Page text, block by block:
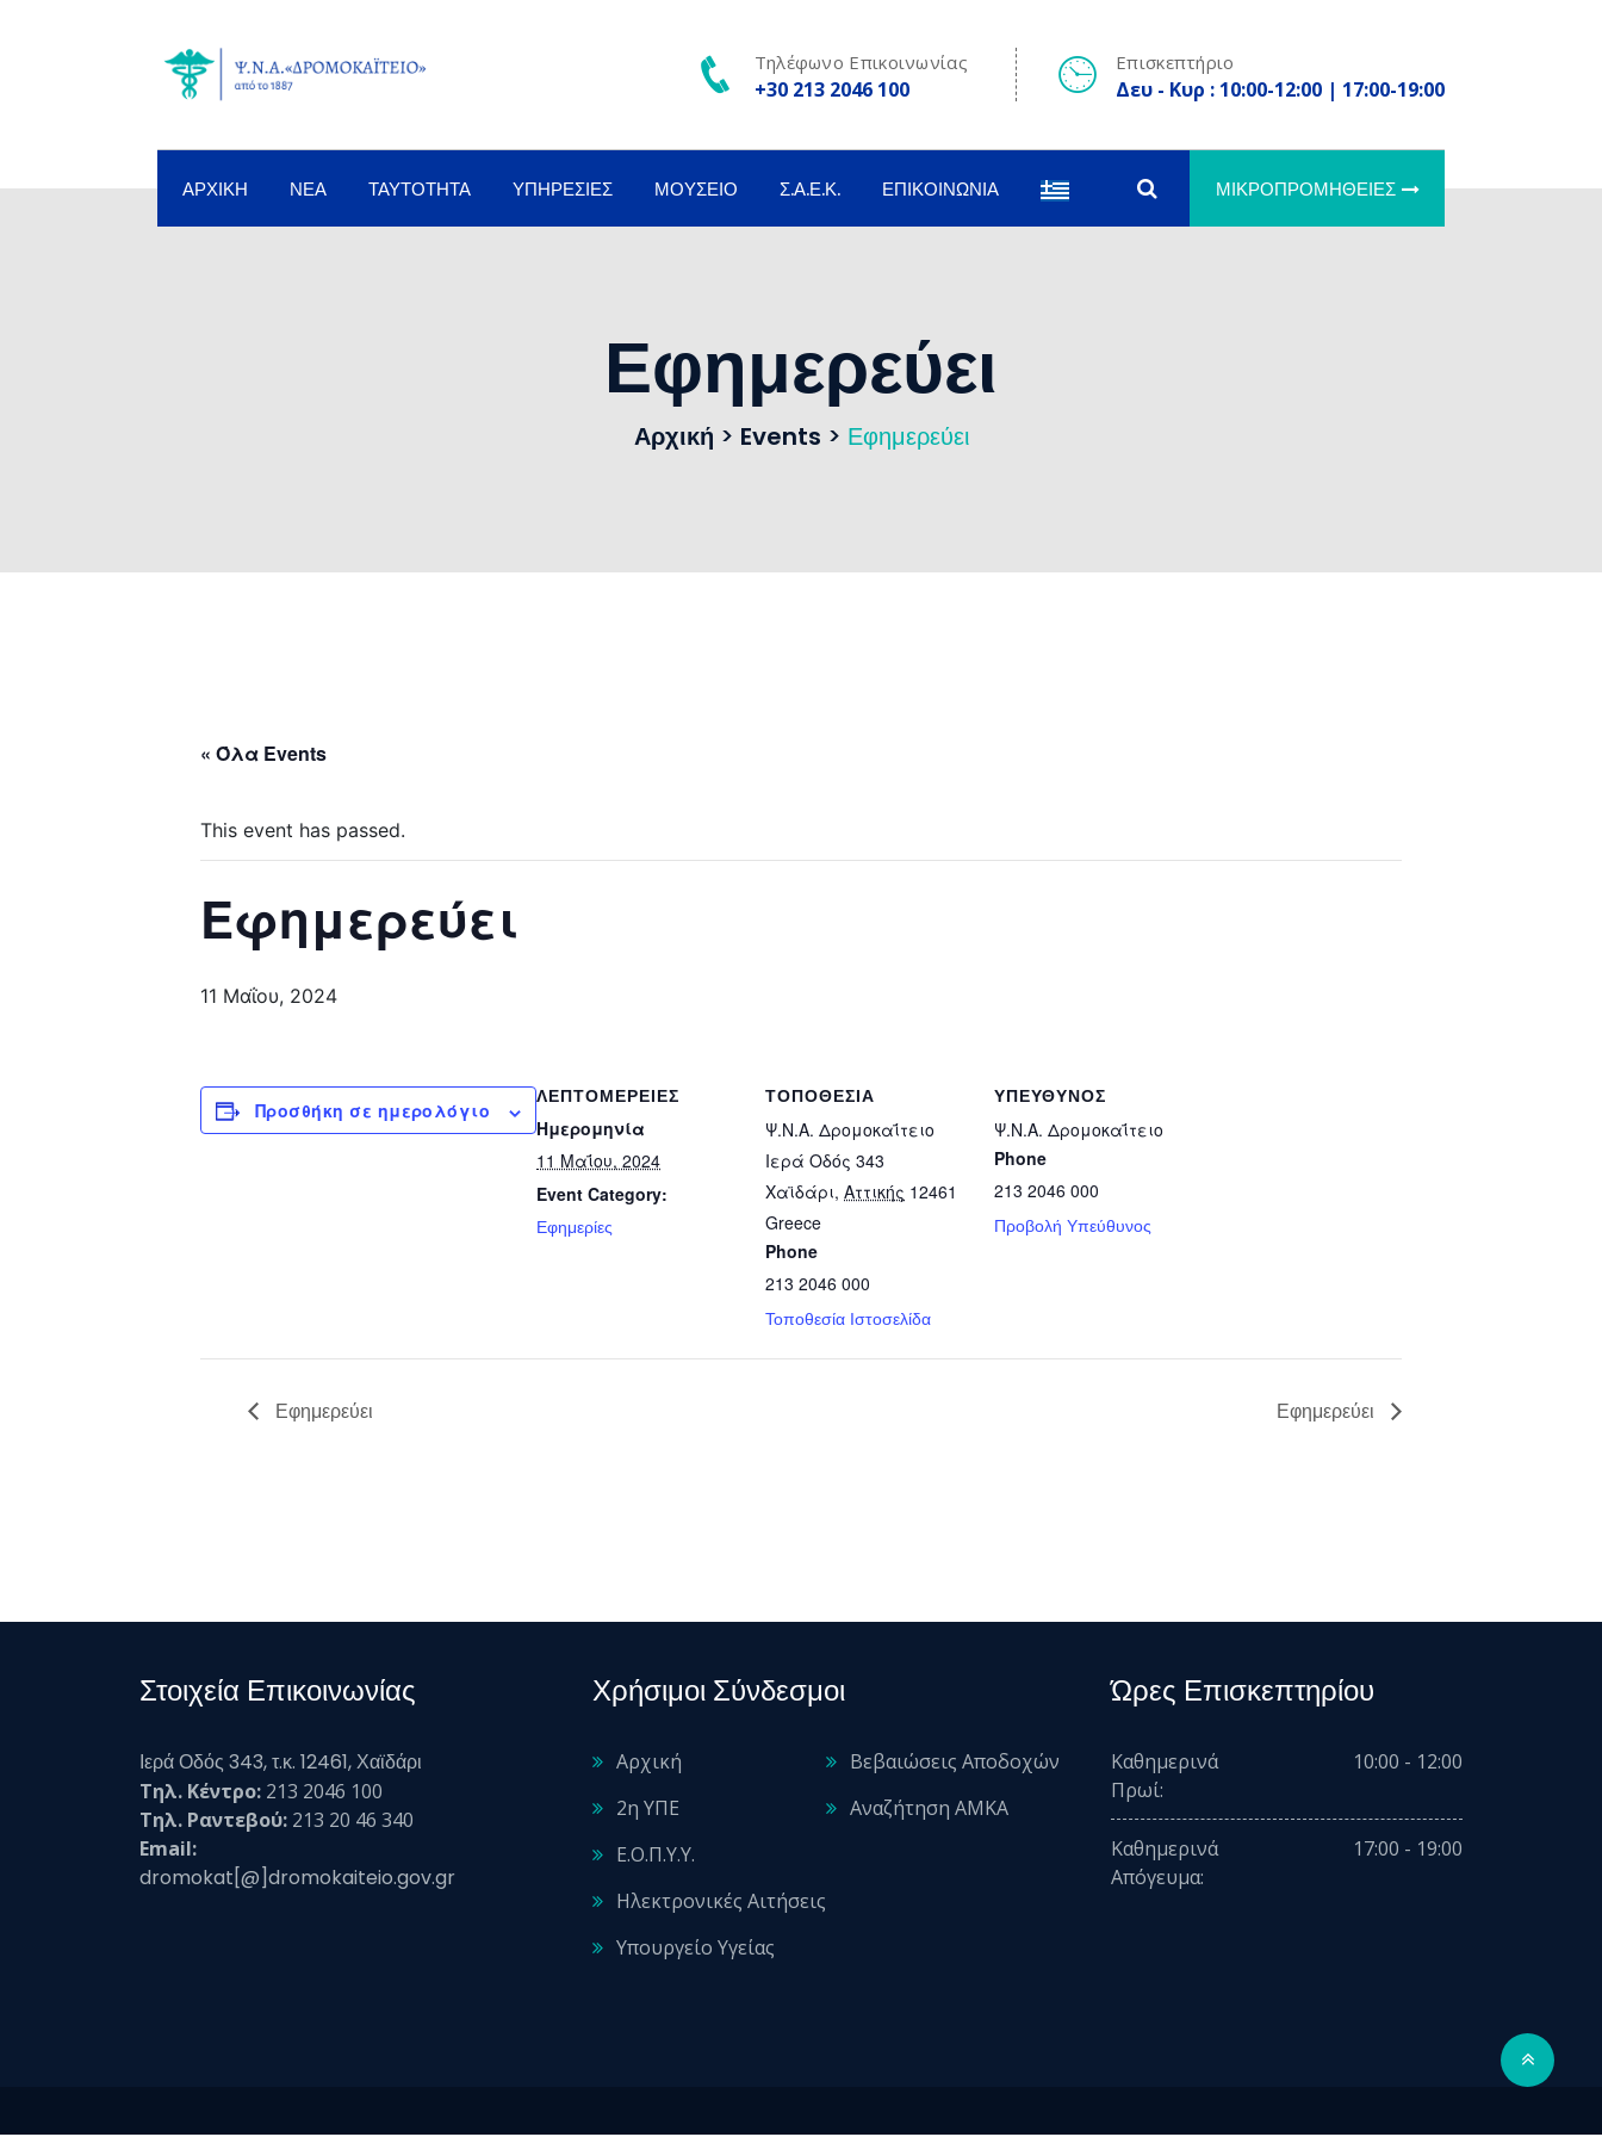
Τηλέφωνο Επικοινωνίας
+30 213 2046 100
Επισκεπτήριο
Δευ - Κυρ : 10:00-12:00 | 17:00-19:00
ΑΡΧΙΚΉ ΝΈΑ ΤΑΥΤΌΤΗΤΑ ΥΠΗΡΕΣΊΕΣ ΜΟΥΣΕΊΟ Σ.Α.Ε.Κ. ΕΠΙΚΟΙΝΩΝΊΑ ΜΙΚΡΟΠΡΟΜΉΘΕΙΕΣ
Εφημερεύει
Αρχική > Events > Εφημερεύει
« Όλα Events
This event has passed.
Εφημερεύει
11 Μαΐου, 2024
Προσθήκη σε ημερολόγιο
ΛΕΠΤΟΜΈΡΕΙΕΣ
Ημερομηνία
11 Μαΐου, 2024
Event Category:
Εφημερίες
ΤΟΠΟΘΕΣΊΑ
Ψ.Ν.Α. Δρομοκαΐτειο
Ιερά Οδός 343
Χαϊδάρι, Αττικής 12461
Greece
Phone
213 2046 000
Τοποθεσία Ιστοσελίδα
ΥΠΕΎΘΥΝΟΣ
Ψ.Ν.Α. Δρομοκαΐτειο
Phone
213 2046 000
Προβολή Υπεύθυνος
Εφημερεύει Εφημερεύει
Στοιχεία Επικοινωνίας
Ιερά Οδός 343, τ.κ. 12461, Χαϊδάρι
Τηλ. Κέντρο: 213 2046 100
Τηλ. Ραντεβού: 213 20 46 340
Email:
dromokat[@]dromokaiteio.gov.gr
Χρήσιμοι Σύνδεσμοι
Αρχική
2η ΥΠΕ
Ε.Ο.Π.Υ.Υ.
Ηλεκτρονικές Αιτήσεις
Υπουργείο Υγείας
Βεβαιώσεις Αποδοχών
Αναζήτηση ΑΜΚΑ
Ώρες Επισκεπτηρίου
Καθημερινά
Πρωί:
10:00 - 12:00
Καθημερινά
Απόγευμα:
17:00 - 19:00